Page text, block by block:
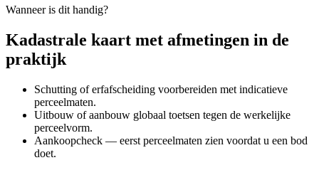
Wanneer is dit handig?
Kadastrale kaart met afmetingen in de
praktijk
Schutting of erfafscheiding voorbereiden met indicatieve
perceelmaten.
Uitbouw of aanbouw globaal toetsen tegen de werkelijke
perceelvorm.
Aankoopcheck — eerst perceelmaten zien voordat u een bod
doet.